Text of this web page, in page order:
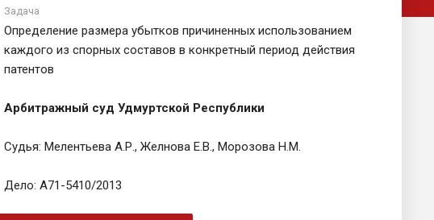
Задача
Определение размера убытков причиненных использованием
каждого из спорных составов в конкретный период действия
патентов
Арбитражный суд Удмуртской Республики
Судья: Мелентьева А.Р., Желнова Е.В., Морозова Н.М.
Дело: А71-5410/2013